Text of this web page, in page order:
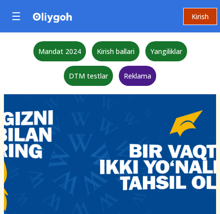
Kirish
Mandat 2024 Kirish ballari Yangiliklar
DTM testlar Reklama